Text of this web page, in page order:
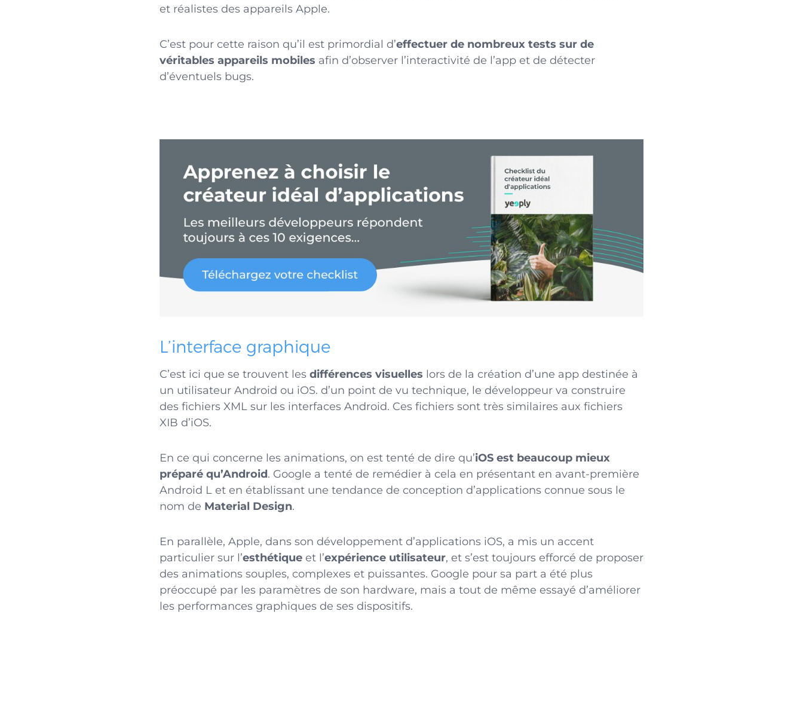
et réalistes des appareils Apple.
C’est pour cette raison qu’il est primordial d’effectuer de nombreux tests sur de
véritables appareils mobiles afin d’observer l’interactivité de l’app et de détecter
d’éventuels bugs.
L’interface graphique
C’est ici que se trouvent les différences visuelles lors de la création d’une app destinée à
un utilisateur Android ou iOS. d’un point de vu technique, le développeur va construire
des fichiers XML sur les interfaces Android. Ces fichiers sont très similaires aux fichiers
XIB d’iOS.
En ce qui concerne les animations, on est tenté de dire qu’iOS est beaucoup mieux
préparé qu’Android. Google a tenté de remédier à cela en présentant en avant-première
Android L et en établissant une tendance de conception d’applications connue sous le
nom de Material Design.
En parallèle, Apple, dans son développement d’applications iOS, a mis un accent
particulier sur l’esthétique et l’expérience utilisateur, et s’est toujours efforcé de proposer
des animations souples, complexes et puissantes. Google pour sa part a été plus
préoccupé par les paramètres de son hardware, mais a tout de même essayé d’améliorer
les performances graphiques de ses dispositifs.